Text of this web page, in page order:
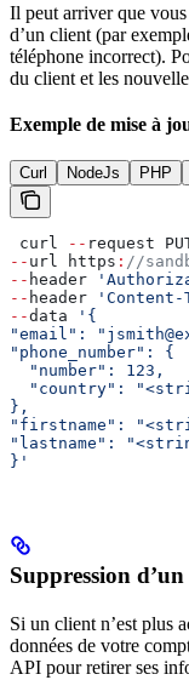
Il peut arriver que
d’un client (par
téléphone incorrect).
du client et les
Exemple de mise à
Curl NodeJs PHP
curl -- request
-- url https : //
-- header
-- header
--data
'{
"email":
"phone_number": {
  "number": 123,
"country":
},
"firstname":
"lastname":
}'
Suppression
Si un client n’est plus
données de votre
API pour retirer ses